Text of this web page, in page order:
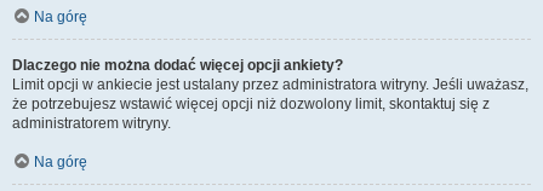
Na górę
Dlaczego nie można dodać więcej opcji ankiety?
Limit opcji w ankiecie jest ustalany przez administratora witryny. Jeśli uważasz,
że potrzebujesz wstawić więcej opcji niż dozwolony limit, skontaktuj się z
administratorem witryny.
Na górę